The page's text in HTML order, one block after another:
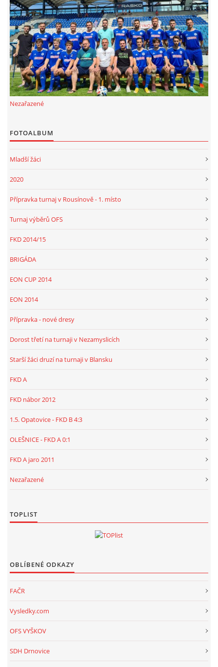
FKD, z.s.
Drnovice 704
68304 Drnovice
ičo 27005305
č.ú. 3227086359 / 0800
© 2026 eStránky.cz |RSS
Nezařazené
FOTOALBUM
Mladší žáci
2020
Přípravka turnaj v Rousínově - 1. místo
Turnaj výběrů OFS
FKD 2014/15
BRIGÁDA
EON CUP 2014
EON 2014
Přípravka - nové dresy
Dorost třetí na turnaji v Nezamyslicích
Starší žáci druzí na turnaji v Blansku
FKD A
FKD nábor 2012
1.5. Opatovice - FKD B 4:3
OLEŠNICE - FKD A 0:1
FKD A jaro 2011
Nezařazené
TOPLIST
OBLÍBENÉ ODKAZY
FAČR
Vysledky.com
OFS VYŠKOV
SDH Drnovice